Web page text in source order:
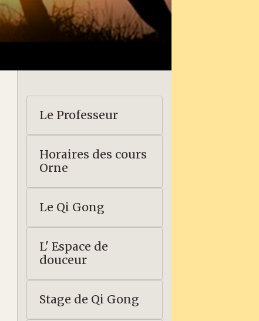
Le Professeur
Horaires des cours
Orne
Le Qi Gong
L' Espace de
douceur
Stage de Qi Gong